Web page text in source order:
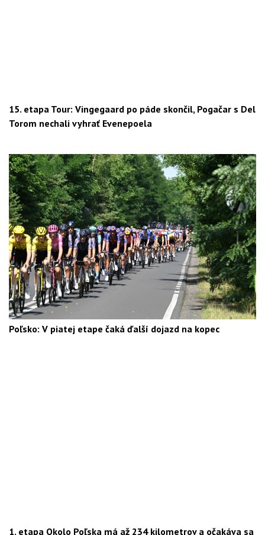
15. etapa Tour: Vingegaard po páde skončil, Pogačar s Del
Torom nechali vyhrať Evenepoela
Poľsko: V piatej etape čaká ďalší dojazd na kopec
1. etapa Okolo Poľska má až 234 kilometrov a očakáva sa